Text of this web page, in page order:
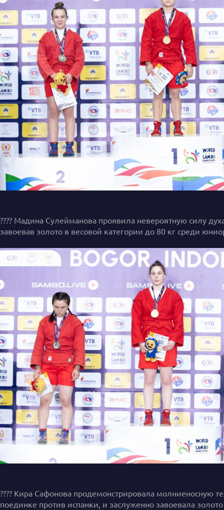
???? Мадина Сулейманова проявила невероятную силу
завоевав золото в весовой категории до 80 кг среди
???? Кира Сафонова продемонстрировала молниеносную
поединке против испанки, и заслуженно завоевала